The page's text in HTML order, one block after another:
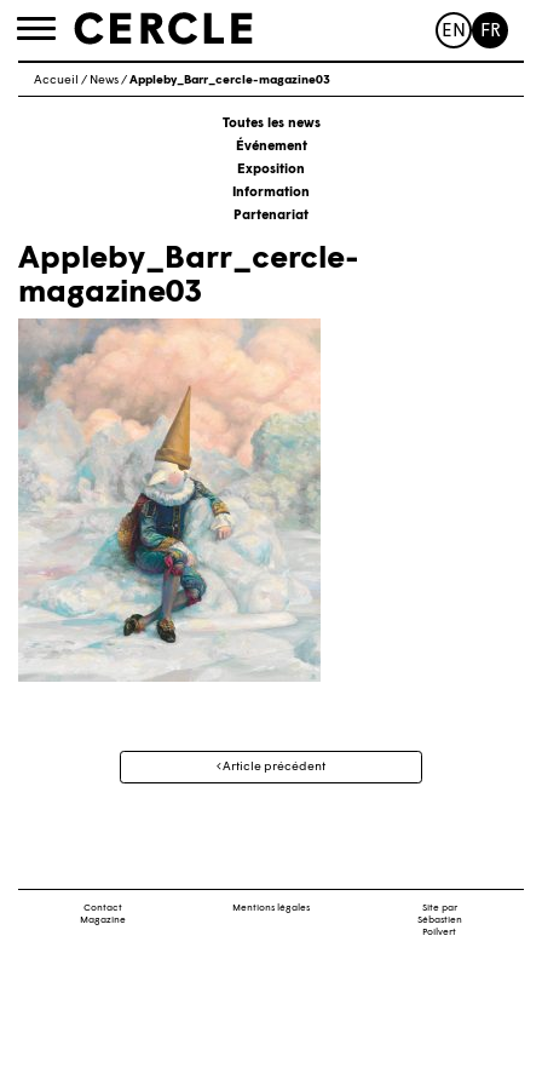
Toggle
EN FR
Accueil / News/Appleby_Barr_cercle-magazine03
Toutes les news
Événement
Exposition
Information
Partenariat
Appleby_Barr_cercle-
magazine03
Navigation
Article précédent
Contact
Magazine
Mentions légales
Site par
Sébastien
Poilvert